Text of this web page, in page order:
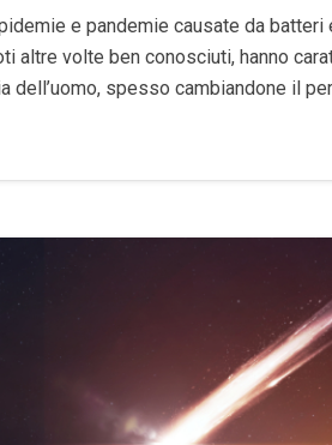
e pandemie causate da batteri
altre volte ben conosciuti, hanno
dell’uomo, spesso cambiandone il